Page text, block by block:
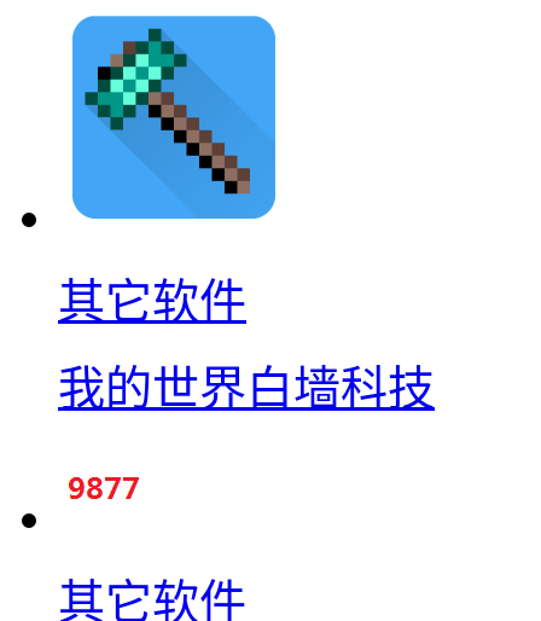
其它软件
我的世界白墙科技
其它软件